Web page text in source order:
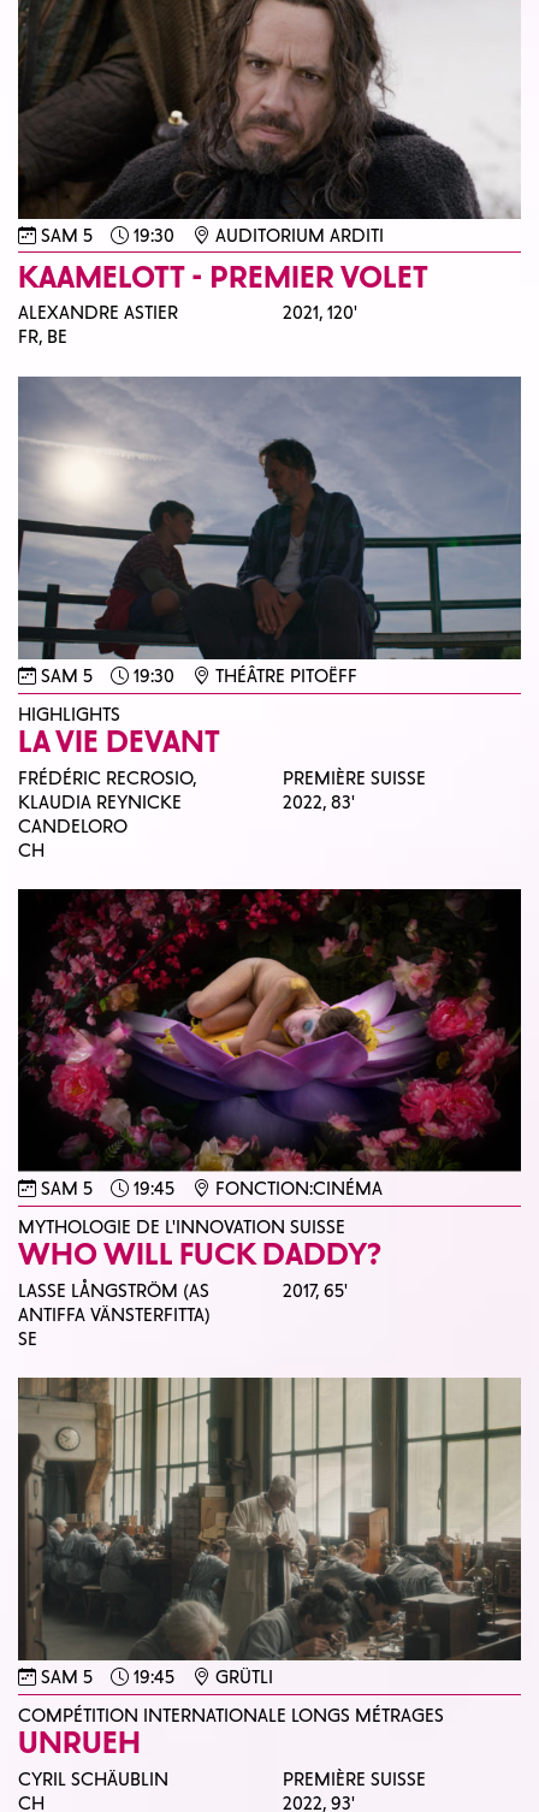
SAM 5 19:30 AUDITORIUM ARDITI
KAAMELOTT - PREMIER VOLET
ALEXANDRE ASTIER
FR, BE
2021,120'
SAM 5 19:30
THÉÂTRE PITOËFF
HIGHLIGHTS
LA VIE DEVANT
FRÉDÉRIC RECROSIO,
KLAUDIA REYNICKE
CANDELORO
CH
PREMIÈRE SUISSE
2022,83'
SAM 5 19:45
FONCTION:CINÉMA
MYTHOLOGIE DE L'INNOVATION SUISSE
WHO WILL FUCK DADDY?
LASSE LÅNGSTRÖM (AS
ANTIFFA VÄNSTERFITTA)
SE
2017,65'
SAM 5 19:45
GRÜTLI
COMPÉTITION INTERNATIONALE LONGS MÉTRAGES
UNRUEH
CYRIL SCHÄUBLIN
CH
PREMIÈRE SUISSE
2022,93'